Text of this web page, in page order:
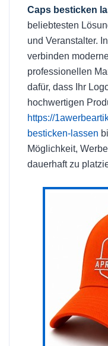
Caps besticken
beliebtesten
und Veranstalter.
verbinden
professionellen
dafür, dass Ihr
hochwertigen
https://
besticken-lassen
Möglichkeit,
dauerhaft zu